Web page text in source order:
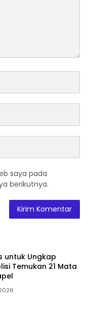
saya pada
berikutnya.
untuk Ungkap
Temukan 21 Mata